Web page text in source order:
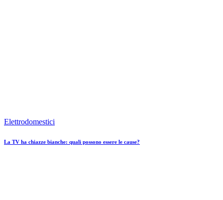
Elettrodomestici
La TV ha chiazze bianche: quali possono essere le cause?